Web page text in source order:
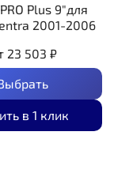
Plus 9"для
2001-2006
23 503 ₽
в 1 клик